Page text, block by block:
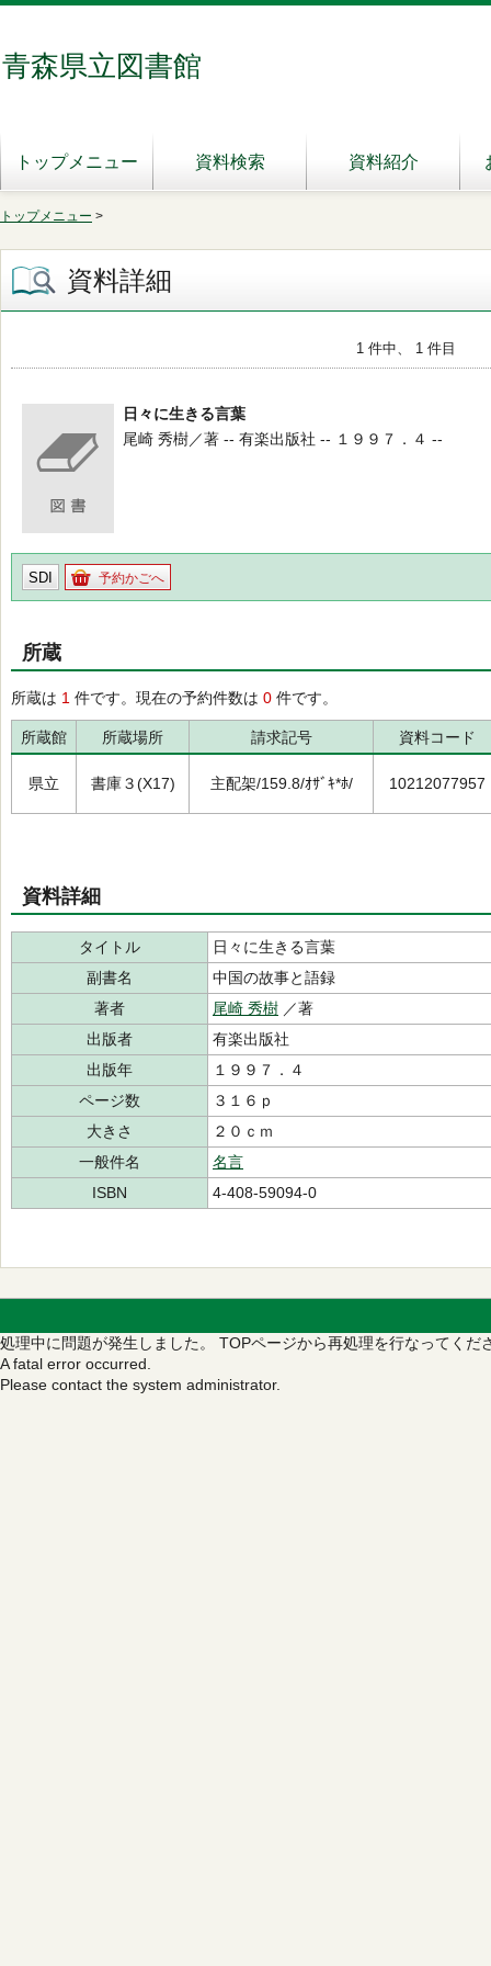
青森県立図書館
トップメニュー 資料検索 資料紹介
トップメニュー >
資料詳細
1 件中、 1 件目
日々に生きる言葉
尾崎 秀樹／著 -- 有楽出版社 -- １９９７．４ --
SDI 予約かごへ
所蔵
所蔵は 1 件です。現在の予約件数は 0 件です。
所蔵館 所蔵場所 請求記号 資料コード
県立 書庫３(X17) 主配架/159.8/ｵｻﾞｷ*ﾎ/ 10212077957
資料詳細
タイトル
日々に生きる言葉
副書名
中国の故事と語録
著者
尾崎 秀樹 ／著
出版者
有楽出版社
出版年
１９９７．４
ページ数
３１６ｐ
大きさ
２０ｃｍ
一般件名
名言
ISBN
4-408-59094-0
処理中に問題が発生しました。 TOPページから再処理を行なってくだ
A fatal error occurred.
Please contact the system administrator.